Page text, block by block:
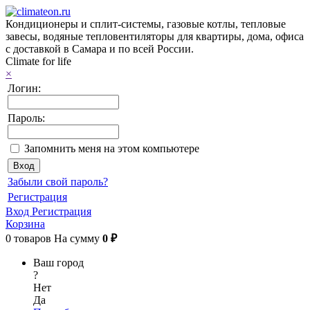
Кондиционеры и сплит-системы, газовые котлы, тепловые
завесы, водяные тепловентиляторы для квартиры, дома, офиса
с доставкой в Самара и по всей России.
Climate for life
×
Логин:
Пароль:
Запомнить меня на этом компьютере
Забыли свой пароль?
Регистрация
Вход Регистрация
Корзина
0 товаров На сумму 0 ₽
Ваш город
?
Нет
Да